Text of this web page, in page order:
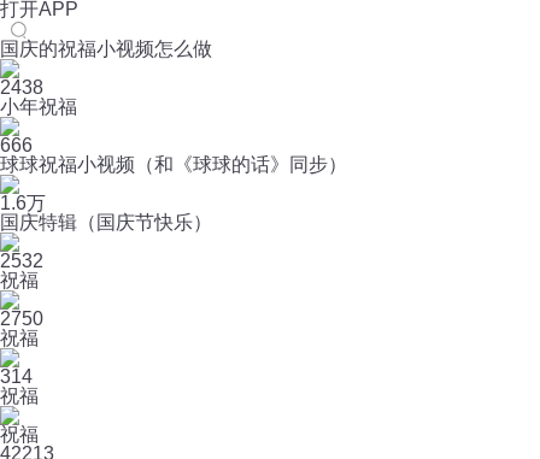
打开APP
国庆的祝福小视频怎么做
2438
小年祝福
666
球球祝福小视频（和《球球的话》同步）
1.6万
国庆特辑（国庆节快乐）
2532
祝福
2750
祝福
314
祝福
祝福
42213